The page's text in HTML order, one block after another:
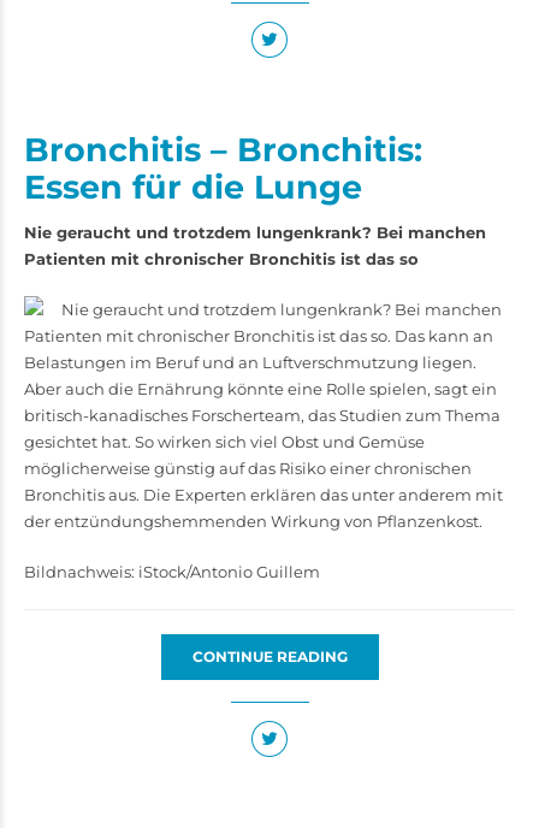
Bronchitis – Bronchitis:
Essen für die Lunge
Nie geraucht und trotzdem lungenkrank? Bei manchen
Patienten mit chronischer Bronchitis ist das so
Nie geraucht und trotzdem lungenkrank? Bei manchen
Patienten mit chronischer Bronchitis ist das so. Das kann an
Belastungen im Beruf und an Luftverschmutzung liegen.
Aber auch die Ernährung könnte eine Rolle spielen, sagt ein
britisch-­kanadisches Forscherteam, das Studien zum ­­Thema
gesichtet hat. So wirken sich viel Obst und Gemüse
möglicherweise günstig auf das Risiko einer chronischen
Bronchitis aus. Die Experten erklären das unter anderem mit
der entzündungshemmenden Wirkung von Pflanzenkost.
Bildnachweis: iStock/Antonio Guillem
CONTINUE READING